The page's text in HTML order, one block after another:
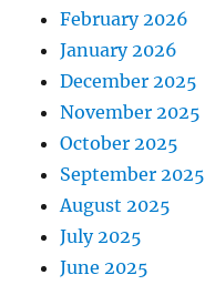
February 2026
January 2026
December 2025
November 2025
October 2025
September 2025
August 2025
July 2025
June 2025